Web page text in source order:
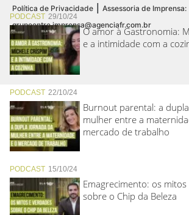
PODCAST 29/10/24
O amor à Gastronomia:
e a intimidade com a
PODCAST 22/10/24
Burnout parental: a
mulher entre a
mercado de trabalho
PODCAST 15/10/24
Emagrecimento: os
sobre o Chip da Beleza
Política de Privacidade | Assessoria de Imprensa:
grupoentre.imprensa@agenciafr.com.br